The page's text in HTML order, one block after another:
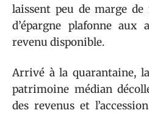
laissent peu de marge
d’épargne plafonne
revenu disponible.
Arrivé à la quarantaine,
patrimoine médian
des revenus et